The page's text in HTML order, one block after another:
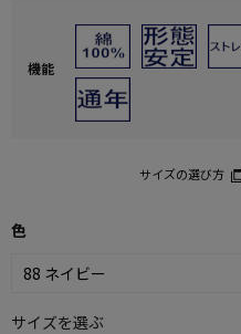
機能
サイズの選び方
色
サイズを選ぶ